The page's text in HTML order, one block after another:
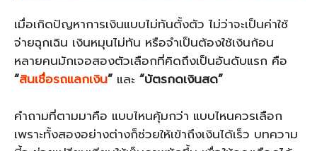
เมื่อเกิดปัญหาการเงินแบบไม่ทันตั้งตัว ไม่ว่าจะเป็นค่าใช้
จ่ายฉุกเฉิน เงินหมุนไม่ทัน หรือจำเป็นต้องใช้เงินก้อน
หลายคนมักเจอสองตัวเลือกที่คิดถึงเป็นอันดับแรก คือ
“สินเชื่อรถแลกเงิน” และ “บัตรกดเงินสด”
คำถามที่ตามมาคือ แบบไหนคุ้มกว่า แบบไหนควรเลือก
เพราะทั้งสองอย่างต่างก็ช่วยให้เข้าถึงเงินได้เร็ว บทความ